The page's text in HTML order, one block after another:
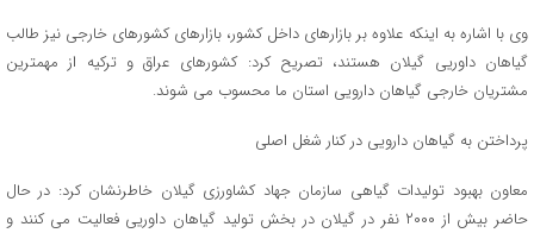
وی با اشاره به اینکه علاوه بر بازارهای داخل کشور، بازارهای کشورهای خارجی نیز طالب
گیاهان داوریی گیلان هستند، تصریح کرد: کشورهای عراق و ترکیه از مهمترین
مشتریان خارجی گیاهان دارویی استان ما محسوب می شوند.
پرداختن به گیاهان دارویی در کنار شغل اصلی
معاون بهبود تولیدات گیاهی سازمان جهاد کشاورزی گیلان خاطرنشان کرد: در حال
حاضر بیش از ۲۰۰۰ نفر در گیلان در بخش تولید گیاهان داوریی فعالیت می کنند و